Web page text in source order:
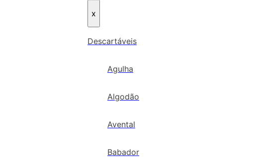
x
Descartáveis
Agulha
Algodão
Avental
Babador